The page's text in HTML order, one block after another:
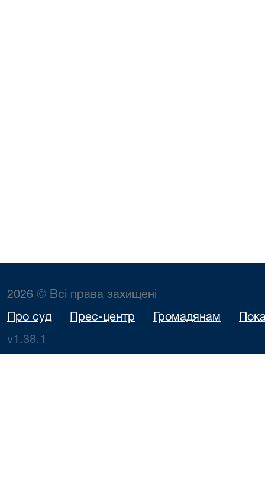
2026 © Всі права захищені
Про суд Прес-центр Громадянам
v1.38.1